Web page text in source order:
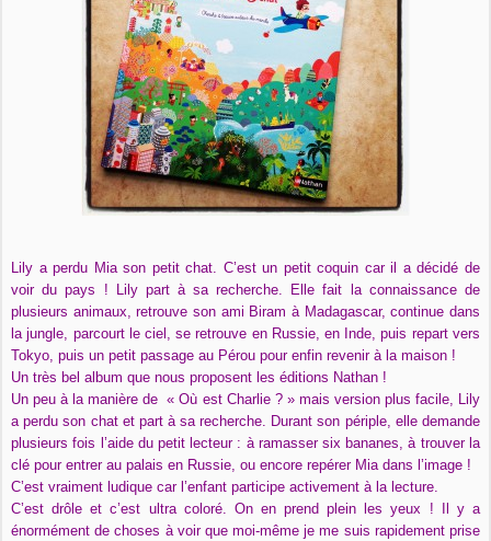
Lily a perdu Mia son petit chat. C’est un petit coquin car il a décidé de
voir du pays ! Lily part à sa recherche. Elle fait la connaissance de
plusieurs animaux, retrouve son ami Biram à Madagascar, continue dans
la jungle, parcourt le ciel, se retrouve en Russie, en Inde, puis repart vers
Tokyo, puis un petit passage au Pérou pour enfin revenir à la maison !
Un très bel album que nous proposent les éditions Nathan !
Un peu à la manière de « Où est Charlie ? » mais version plus facile, Lily
a perdu son chat et part à sa recherche. Durant son périple, elle demande
plusieurs fois l’aide du petit lecteur : à ramasser six bananes, à trouver la
clé pour entrer au palais en Russie, ou encore repérer Mia dans l’image !
C’est vraiment ludique car l’enfant participe activement à la lecture.
C’est drôle et c’est ultra coloré. On en prend plein les yeux ! Il y a
énormément de choses à voir que moi-même je me suis rapidement prise